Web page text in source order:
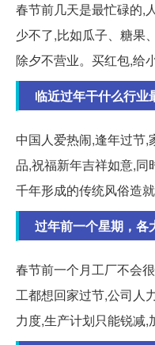
春节前几天是最忙碌的,
少不了,比如瓜子、糖果
除夕不营业。买红包,给
临近过年干什么行业
中国人爱热闹,逢年过节
品,祝福新年吉祥如意,同
千年形成的传统风俗造
过年前一个星期，各
春节前一个月工厂不会
工都想回家过节,公司人
力度,生产计划只能锐减,